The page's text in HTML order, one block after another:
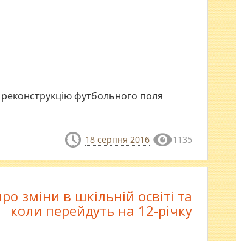
футбольного поля
18 серпня 2016 1135
зміни в шкільній освіті та
коли перейдуть на 12-річку